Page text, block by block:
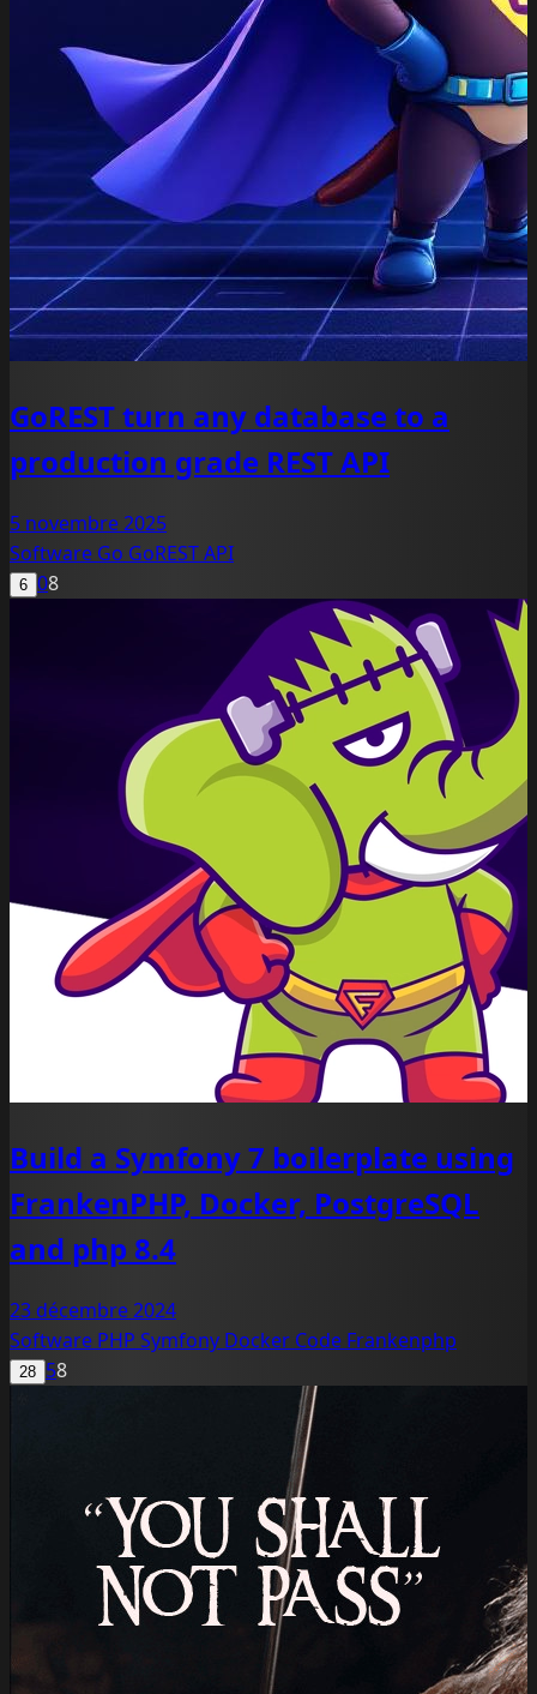
GoREST turn any database to a
production grade REST API
5 novembre 2025
Software Go GoRESTAPI
6 08
Build a Symfony 7 boilerplate using
FrankenPHP, Docker, PostgreSQL
and php 8.4
23 décembre 2024
Software PHP Symfony Docker Code Frankenphp
28 58